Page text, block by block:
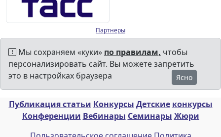
Партнеры
Мы сохраняем «куки» по правилам, чтобы
персонализировать сайт. Вы можете запретить
это в настройках браузера
Ясно
Публикация статьи Конкурсы Детские конкурсы
Конференции Вебинары Семинары Жюри